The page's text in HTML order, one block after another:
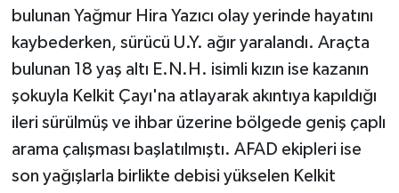
bulunan Yağmur Hira Yazıcı olay yerinde hayatını
kaybederken, sürücü U.Y. ağır yaralandı. Araçta
bulunan 18 yaş altı E.N.H. isimli kızın ise kazanın
şokuyla Kelkit Çayı'na atlayarak akıntıya kapıldığı
ileri sürülmüş ve ihbar üzerine bölgede geniş çaplı
arama çalışması başlatılmıştı. AFAD ekipleri ise
son yağışlarla birlikte debisi yükselen Kelkit